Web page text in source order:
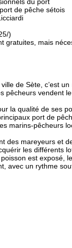
du port
de pêche sétois
)
gratuites, mais
de Sète, c’est un
pêcheurs vendent
la qualité de ses
port de
marins-pêcheurs
des mareyeurs et
les différents
est exposé,
avec un rythme